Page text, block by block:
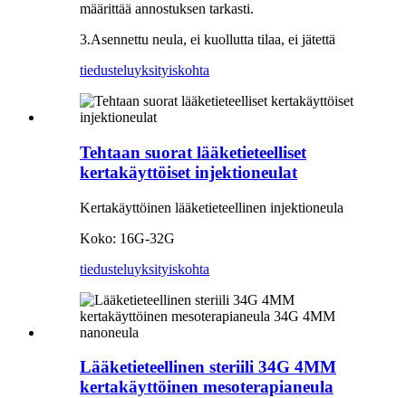
määrittää annostuksen tarkasti.
3.Asennettu neula, ei kuollutta tilaa, ei jätettä
tiedusteluyksityiskohta
Tehtaan suorat lääketieteelliset
kertakäyttöiset injektioneulat
Kertakäyttöinen lääketieteellinen injektioneula
Koko: 16G-32G
tiedusteluyksityiskohta
Lääketieteellinen steriili 34G 4MM
kertakäyttöinen mesoterapianeula